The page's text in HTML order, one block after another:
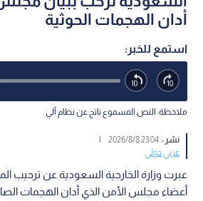
أدان الهجمات الحوثية
استمع للخبر:
ملاحظة: النص المسموع ناتج عن نظام آلي
نشر :23:04 2026/8/8
|
عربي دولي
عبرت وزارة الخارجية السعودية عن ترحيب
أعضاء مجلس الأمن الذي أدان الهجمات